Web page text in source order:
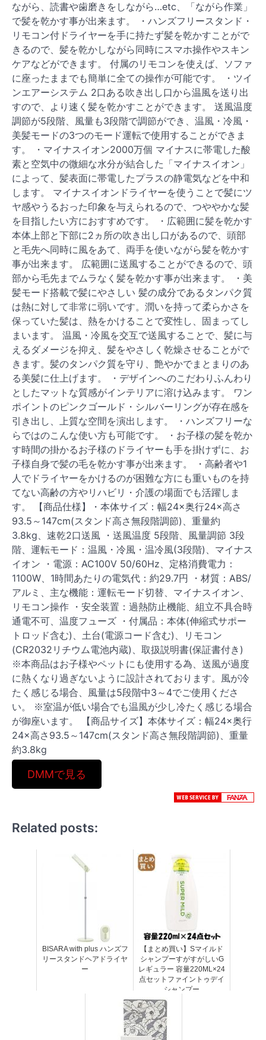
ながら、読書や歯磨きをしながら…etc、「ながら作業」
で髪を乾かす事が出来ます。 ・ハンズフリースタンド・
リモコン付ドライヤーを手に持たず髪を乾かすことがで
きるので、髪を乾かしながら同時にスマホ操作やスキン
ケアなどができます。 付属のリモコンを使えば、ソファ
に座ったままでも簡単に全ての操作が可能です。 ・ツイ
ンエアーシステム 2口ある吹き出し口から温風を送り出
すので、より速く髪を乾かすことができます。 送風温度
調節が5段階、風量も3段階で調節ができ、温風・冷風・
美髪モードの3つのモード運転で使用することができま
す。 ・マイナスイオン2000万個 マイナスに帯電した酸
素と空気中の微細な水分が結合した「マイナスイオン」
によって、髪表面に帯電したプラスの静電気などを中和
します。 マイナスイオンドライヤーを使うことで髪にツ
ヤ感やうるおった印象を与えられるので、つややかな髪
を目指したい方におすすめです。 ・広範囲に髪を乾かす
本体上部と下部に2ヵ所の吹き出し口があるので、頭部
と毛先へ同時に風をあて、両手を使いながら髪を乾かす
事が出来ます。 広範囲に送風することができるので、頭
部から毛先までムラなく髪を乾かす事が出来ます。 ・美
髪モード搭載で髪にやさしい 髪の成分であるタンパク質
は熱に対して非常に弱いです。潤いを持って柔らかさを
保っていた髪は、熱をかけることで変性し、固まってし
まいます。 温風・冷風を交互で送風することで、髪に与
えるダメージを抑え、髪をやさしく乾燥させることがで
きます。髪のタンパク質を守り、艶やかでまとまりのあ
る美髪に仕上げます。 ・デザインへのこだわりふんわり
としたマットな質感がインテリアに溶け込みます。 ワン
ポイントのピンクゴールド・シルバーリングが存在感を
引き出し、上質な空間を演出します。 ・ハンズフリーな
らではのこんな使い方も可能です。 ・お子様の髪を乾か
す時間の掛かるお子様のドライヤーも手を掛けずに、お
子様自身で髪の毛を乾かす事が出来ます。 ・高齢者や1
人でドライヤーをかけるのが困難な方にも重いものを持
てない高齢の方やリハビリ・介護の場面でも活躍しま
す。 【商品仕様】・本体サイズ：幅24×奥行24×高さ
93.5～147cm(スタンド高さ無段階調節)、重量約
3.8kg、速乾2口送風 ・送風温度 5段階、風量調節 3段
階、運転モード：温風・冷風・温冷風(3段階)、マイナス
イオン ・電源：AC100V 50/60Hz、定格消費電力：
1100W、1時間あたりの電気代：約29.7円 ・材質：ABS/
アルミ、主な機能：運転モード切替、マイナスイオン、
リモコン操作 ・安全装置：過熱防止機能、組立不具合時
通電不可、温度フューズ ・付属品：本体(伸縮式サポー
トロッド含む)、土台(電源コード含む)、リモコン
(CR2032リチウム電池内蔵)、取扱説明書(保証書付き)
※本商品はお子様やペットにも使用する為、送風が過度
に熱くなり過ぎないように設計されております。風が冷
たく感じる場合、風量は5段階中3～4でご使用くださ
い。 ※室温が低い場合でも温風が少し冷たく感じる場合
が御座います。 【商品サイズ】本体サイズ：幅24×奥行
24×高さ93.5～147cm(スタンド高さ無段階調節)、重量
約3.8kg
DMMで見る
Related posts:
BISARA with plus ハンズフ
リースタンドヘアドライヤ
ー
【まとめ買い】Sマイルド
シャンプーすがすがしいG
レギュラー 容量220ML×24
点セットファイントゥデイ
シャンプー